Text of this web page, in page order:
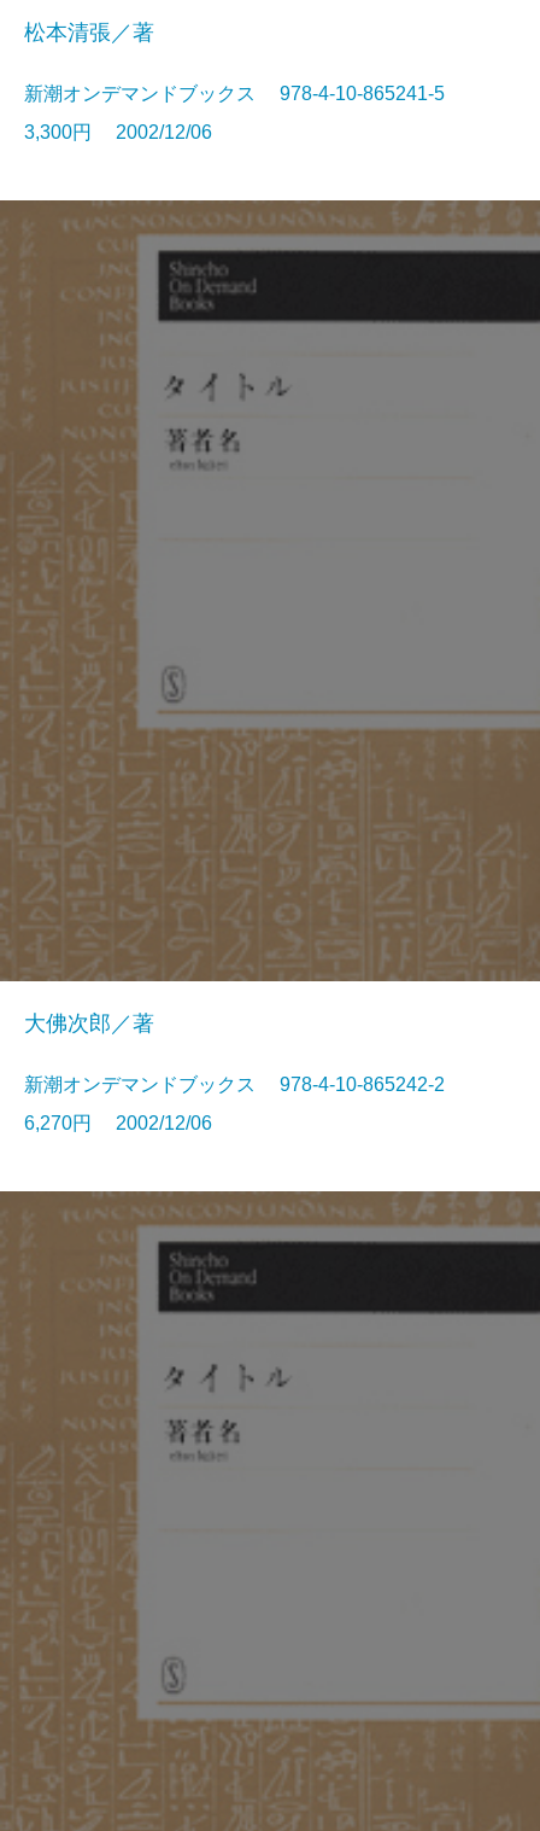
松本清張／著
新潮オンデマンドブックス 978-4-10-865241-5
3,300円 2002/12/06
大佛次郎／著
新潮オンデマンドブックス 978-4-10-865242-2
6,270円 2002/12/06